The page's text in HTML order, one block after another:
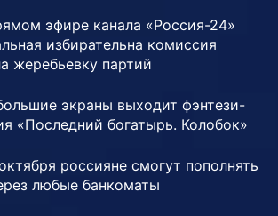
эфире канала «Россия-24»
избирательна комиссия
жеребьевку партий
экраны выходит фэнтези-
«Последний богатырь. Колобок»
россияне смогут пополнять
любые банкоматы